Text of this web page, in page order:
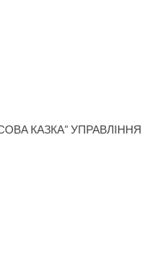
КАЗКА” УПРАВЛІННЯ